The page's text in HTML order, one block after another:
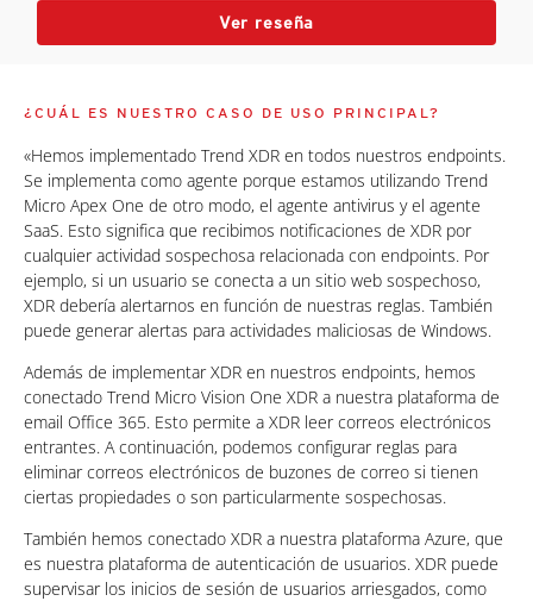
Ver reseña
¿CUÁL ES NUESTRO CASO DE USO PRINCIPAL?
«Hemos implementado Trend XDR en todos nuestros endpoints.
Se implementa como agente porque estamos utilizando Trend
Micro Apex One de otro modo, el agente antivirus y el agente
SaaS. Esto significa que recibimos notificaciones de XDR por
cualquier actividad sospechosa relacionada con endpoints. Por
ejemplo, si un usuario se conecta a un sitio web sospechoso,
XDR debería alertarnos en función de nuestras reglas. También
puede generar alertas para actividades maliciosas de Windows.
Además de implementar XDR en nuestros endpoints, hemos
conectado Trend Micro Vision One XDR a nuestra plataforma de
email Office 365. Esto permite a XDR leer correos electrónicos
entrantes. A continuación, podemos configurar reglas para
eliminar correos electrónicos de buzones de correo si tienen
ciertas propiedades o son particularmente sospechosas.
También hemos conectado XDR a nuestra plataforma Azure, que
es nuestra plataforma de autenticación de usuarios. XDR puede
supervisar los inicios de sesión de usuarios arriesgados, como